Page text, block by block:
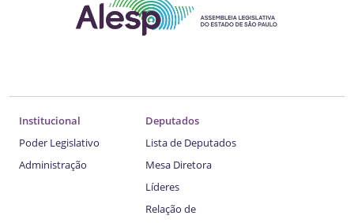
Institucional
Poder Legislativo
Administração
Deputados
Lista de Deputados
Mesa Diretora
Líderes
Relação de